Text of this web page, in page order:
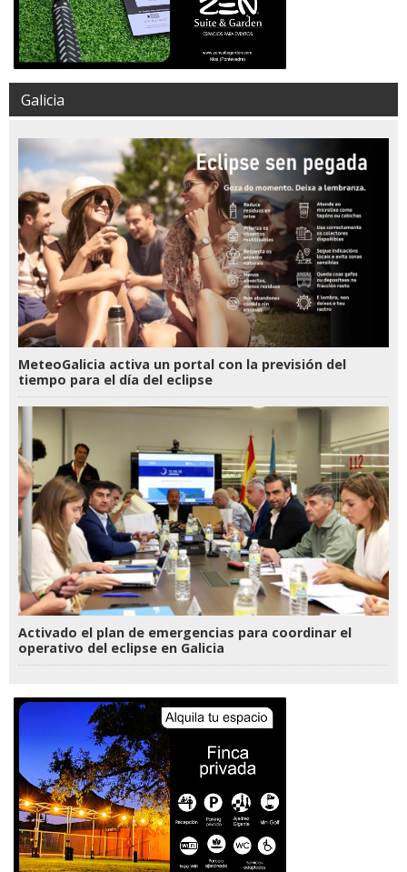
Galicia
MeteoGalicia activa un portal con la previsión del
tiempo para el día del eclipse
Activado el plan de emergencias para coordinar el
operativo del eclipse en Galicia